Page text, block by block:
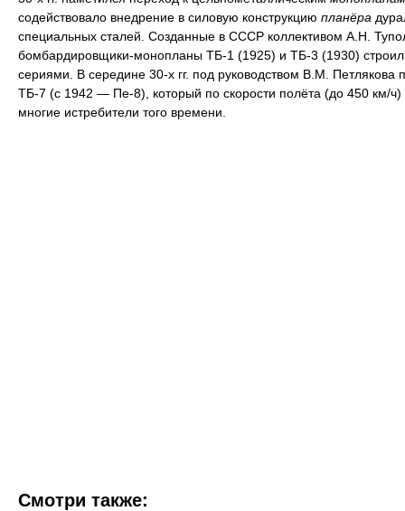
содействовало внедрение в силовую конструкцию планёра
специальных сталей. Созданные в СССР коллективом А.Н.
бомбардировщики-монопланы ТБ-1 (1925) и ТБ-3 (1930)
сериями. В середине 30-х гг. под руководством В.М. Петлякова
ТБ-7 (с 1942 — Пе-8), который по скорости полёта (до 450 км/ч)
многие истребители того времени.
Смотри также: